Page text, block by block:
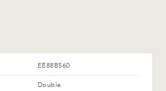
EE88B560
Double